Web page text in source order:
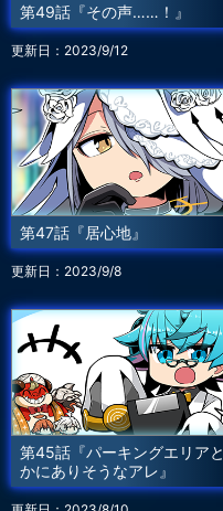
第49話『その声……！』
更新日：2023/9/12
第47話『居心地』
更新日：2023/9/8
第45話『パーキングエリアと
かにありそうなアレ』